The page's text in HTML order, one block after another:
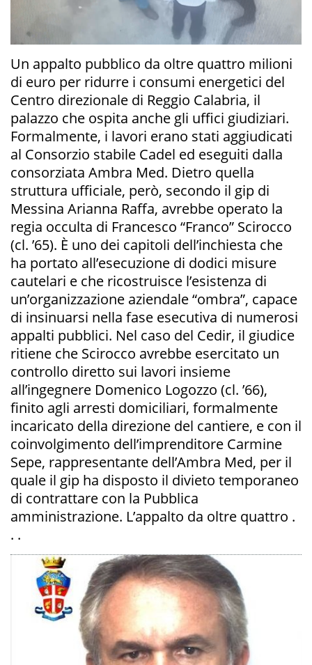
Un appalto pubblico da oltre quattro milioni
di euro per ridurre i consumi energetici del
Centro direzionale di Reggio Calabria, il
palazzo che ospita anche gli uffici giudiziari.
Formalmente, i lavori erano stati aggiudicati
al Consorzio stabile Cadel ed eseguiti dalla
consorziata Ambra Med. Dietro quella
struttura ufficiale, però, secondo il gip di
Messina Arianna Raffa, avrebbe operato la
regia occulta di Francesco “Franco” Scirocco
(cl. ’65). È uno dei capitoli dell’inchiesta che
ha portato all’esecuzione di dodici misure
cautelari e che ricostruisce l’esistenza di
un’organizzazione aziendale “ombra”, capace
di insinuarsi nella fase esecutiva di numerosi
appalti pubblici. Nel caso del Cedir, il giudice
ritiene che Scirocco avrebbe esercitato un
controllo diretto sui lavori insieme
all’ingegnere Domenico Logozzo (cl. ’66),
finito agli arresti domiciliari, formalmente
incaricato della direzione del cantiere, e con il
coinvolgimento dell’imprenditore Carmine
Sepe, rappresentante dell’Ambra Med, per il
quale il gip ha disposto il divieto temporaneo
di contrattare con la Pubblica
amministrazione. L’appalto da oltre quattro .
. .